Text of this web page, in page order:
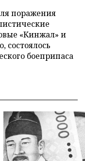
поражения
«Кинжал» и
состоялось
боеприпаса